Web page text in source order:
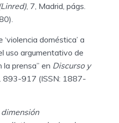
, 7, Madrid, págs.
doméstica’ a
uso argumentativo de
la prensa” en Discurso y
893-917 (ISSN: 1887-